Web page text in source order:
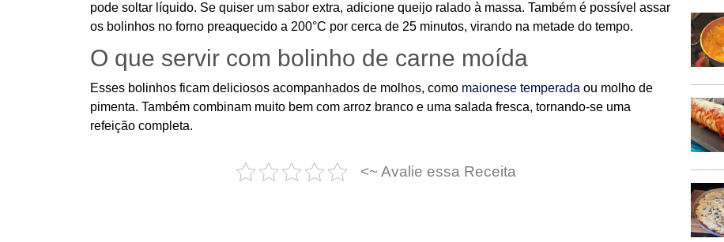
pode soltar líquido. Se quiser um sabor extra, adicione queijo ralado à massa. Também é possível assar
os bolinhos no forno preaquecido a 200°C por cerca de 25 minutos, virando na metade do tempo.
O que servir com bolinho de carne moída
Esses bolinhos ficam deliciosos acompanhados de molhos, como maionese temperada ou molho de
pimenta. Também combinam muito bem com arroz branco e uma salada fresca, tornando-se uma
refeição completa.
<~ Avalie essa Receita